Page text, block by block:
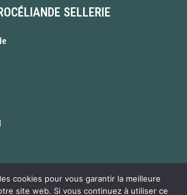
les chevaux, les chiens et les
SELLERIE
cookies pour vous garantir la meilleure
site web. Si vous continuez à utiliser ce